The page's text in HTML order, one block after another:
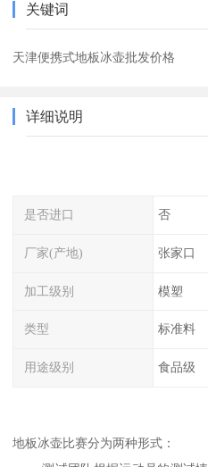
关键词
天津便携式地板冰壶批发价格
详细说明
是否进口 否
厂家(产地) 张家口
加工级别 模塑
类型 标准料
用途级别 食品级
地板冰壶比赛分为两种形式：